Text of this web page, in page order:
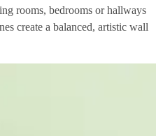
rooms, bedrooms or hallways
create a balanced, artistic wall